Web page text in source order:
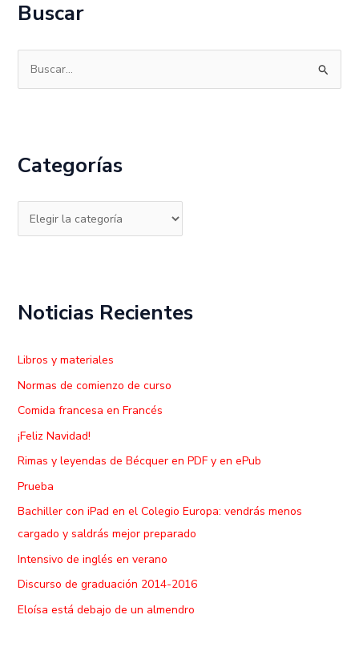
Buscar
u
a
p
Categorías
Noticias Recientes
Libros y materiales
Normas de comienzo de curso
Comida francesa en Francés
¡Feliz Navidad!
Rimas y leyendas de Bécquer en PDF y en ePub
Prueba
Bachiller con iPad en el Colegio Europa: vendrás menos
cargado y saldrás mejor preparado
Intensivo de inglés en verano
Discurso de graduación 2014-2016
Eloísa está debajo de un almendro